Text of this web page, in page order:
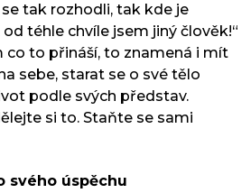
tak rozhodli, tak kde je
téhle chvíle jsem jiný člověk!“
co to přináší, to znamená i mít
sebe, starat se o své tělo
podle svých představ.
si to. Staňte se sami
svého úspěchu